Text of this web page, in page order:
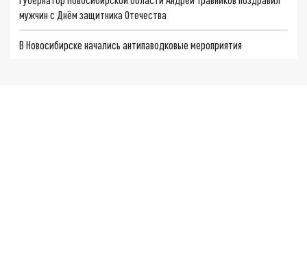
мужчин с Днём защитника Отечества
В Новосибирске начались антипаводковые мероприятия